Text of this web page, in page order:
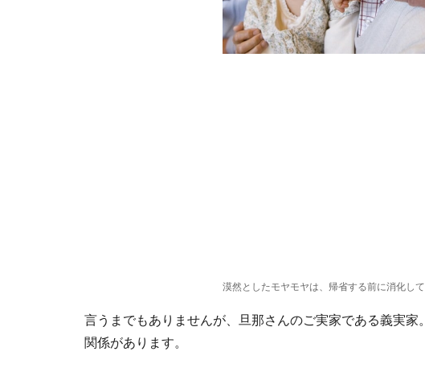
漠然としたモヤモヤは、帰省する前に消化し
言うまでもありませんが、旦那さんのご実家である義実
関係があります。